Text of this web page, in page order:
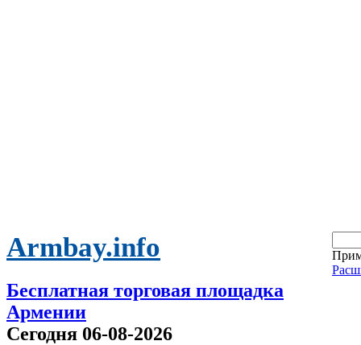
Armbay.info
Бесплатная торговая площадка
Армении
Сегодня 06-08-2026